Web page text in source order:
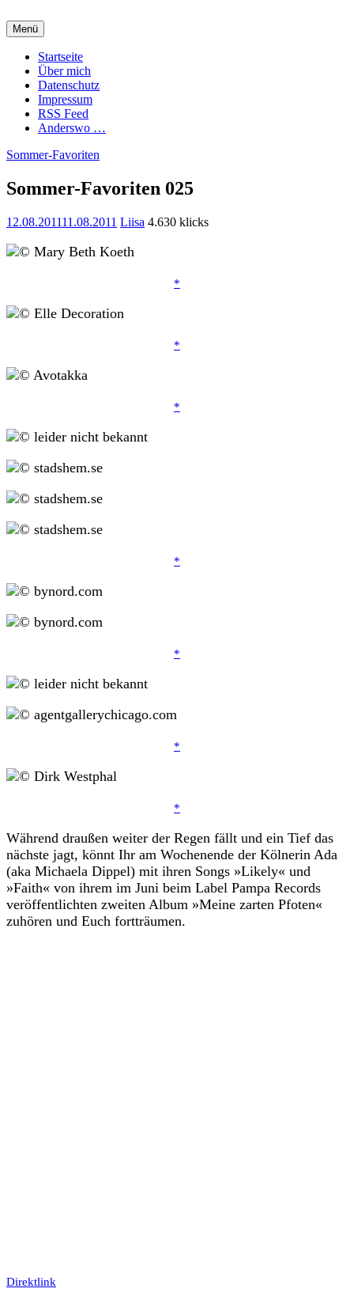
Inhalt
springen
Charming Quark
Menü
Startseite
Über mich
Datenschutz
Impressum
RSS Feed
Anderswo …
Sommer-Favoriten
Sommer-Favoriten 025
12.08.201111.08.2011 Liisa 4.630 klicks
*
*
*
*
*
*
*
Während draußen weiter der Regen fällt und ein Tief das
nächste jagt, könnt Ihr am Wochenende der Kölnerin Ada
(aka Michaela Dippel) mit ihren Songs »Likely« und
»Faith« von ihrem im Juni beim Label Pampa Records
veröffentlichten zweiten Album »Meine zarten Pfoten«
zuhören und Euch fortträumen.
Direktlink